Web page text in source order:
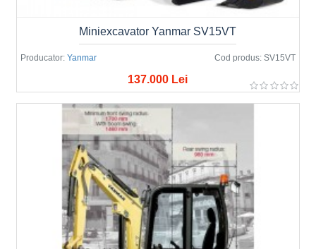
Producator: Yanmar Cod produs: SV15VT
Miniexcavator Yanmar SV15VT
137.000 Lei